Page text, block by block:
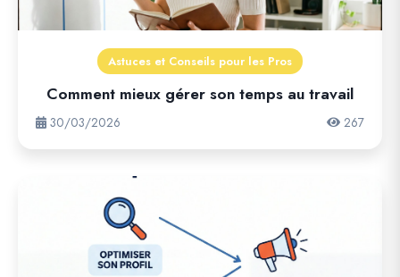
Astuces et Conseils pour les Pros
Comment mieux gérer son temps au travail
30/03/2026 267